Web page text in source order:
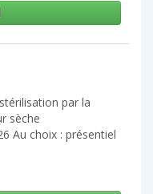
par la
sèche
Au choix : présentiel